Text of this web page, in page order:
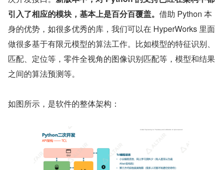
引入了相应的模块，基本上是百分百覆盖。 借助 Python 本
身的优势，如很多优秀的库，我们可以在 HyperWorks 里面
做很多基于有限元模型的算法工作。比如模型的特征识别、
匹配、定位等，零件全视角的图像识别匹配等，模型和结果
之间的算法预测等。
如图所示，是软件的整体架构：